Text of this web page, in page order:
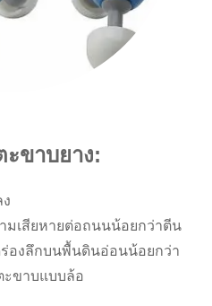
ขาบยาง:
มเสียหายต่อถนนน้อยกว่าตีน
ร่องลึกบนพื้นดินอ่อนน้อยกว่า
ะขาบแบบล้อ